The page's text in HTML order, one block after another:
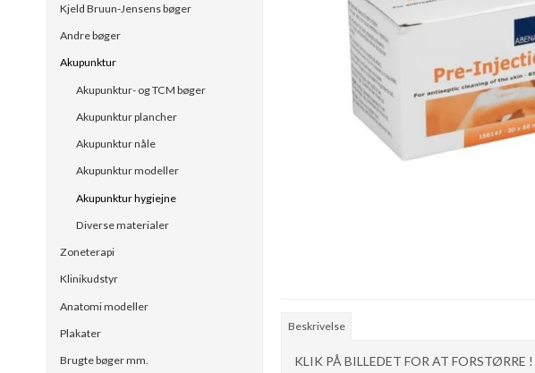
Kjeld Bruun-Jensens bøger
Andre bøger
Akupunktur
Akupunktur- og TCM bøger
Akupunktur plancher
Akupunktur nåle
Akupunktur modeller
Akupunktur hygiejne
Diverse materialer
Zoneterapi
Klinikudstyr
Anatomi modeller
Plakater
Brugte bøger mm.
Beskrivelse
KLIK PÅ BILLEDET FOR AT FORSTØRRE !